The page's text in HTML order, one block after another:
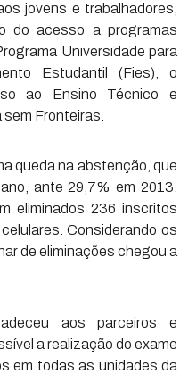
jovens e trabalhadores,
do acesso a programas
Universidade para
Estudantil (Fies), o
ao Ensino Técnico e
Fronteiras.
queda na abstenção, que
ante 29,7% em 2013.
eliminados 236 inscritos
Considerando os
de eliminações chegou a
aos parceiros e
a realização do exame
em todas as unidades da